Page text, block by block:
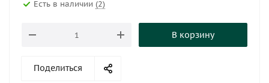
Есть в наличии (2)
В корзину
Поделиться